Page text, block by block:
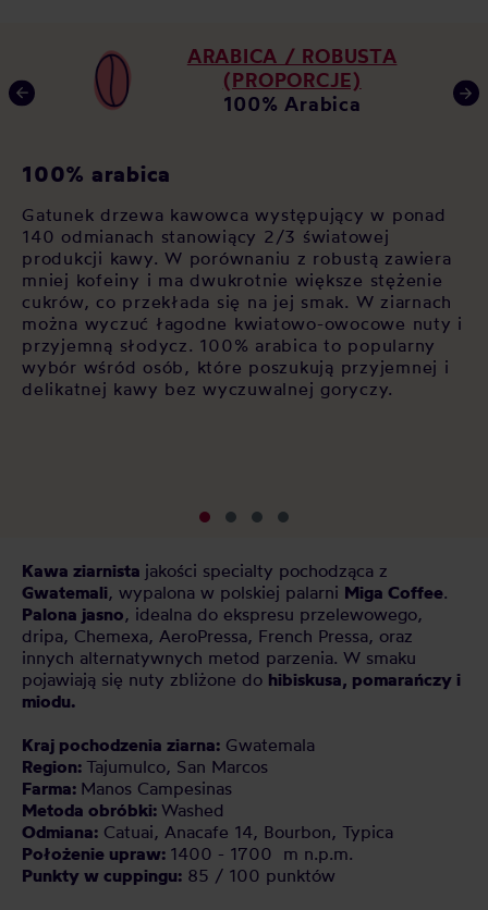
ARABICA / ROBUSTA
(PROPORCJE)
100% Arabica
100% arabica
Gatunek drzewa kawowca występujący w ponad
140 odmianach stanowiący 2/3 światowej
produkcji kawy. W porównaniu z robustą zawiera
mniej kofeiny i ma dwukrotnie większe stężenie
cukrów, co przekłada się na jej smak. W ziarnach
można wyczuć łagodne kwiatowo-owocowe nuty i
przyjemną słodycz. 100% arabica to popularny
wybór wśród osób, które poszukują przyjemnej i
delikatnej kawy bez wyczuwalnej goryczy.
Kawa ziarnista jakości specialty pochodząca z
Gwatemali, wypalona w polskiej palarni Miga Coffee.
Palona jasno, idealna do ekspresu przelewowego,
dripa, Chemexa, AeroPressa, French Pressa, oraz
innych alternatywnych metod parzenia. W smaku
pojawiają się nuty zbliżone do hibiskusa, pomarańczy i
miodu.
Kraj pochodzenia ziarna: Gwatemala
Region: Tajumulco, San Marcos
Farma: Manos Campesinas
Metoda obróbki: Washed
Odmiana: Catuai, Anacafe 14, Bourbon, Typica
Położenie upraw: 1400 - 1700 m n.p.m.
Punkty w cuppingu: 85 / 100 punktów